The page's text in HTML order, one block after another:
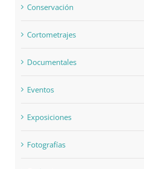
Conservación
Cortometrajes
Documentales
Eventos
Exposiciones
Fotografías